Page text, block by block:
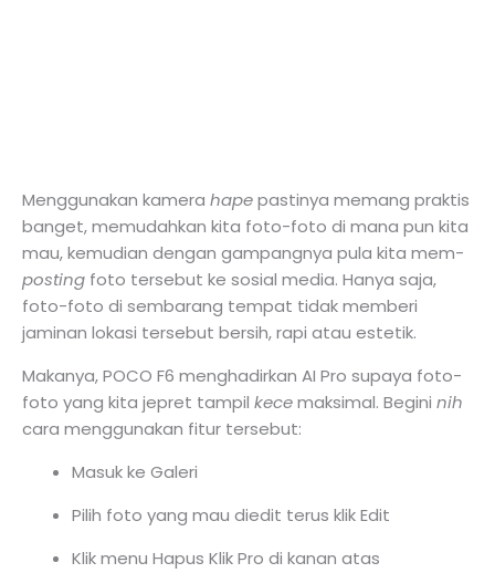
Menggunakan kamera hapepastinya memang praktis
banget, memudahkan kita foto-foto di mana pun kita
mau, kemudian dengan gampangnya pula kita mem-
posting foto tersebut ke sosial media. Hanya saja,
foto-foto di sembarang tempat tidak memberi
jaminan lokasi tersebut bersih, rapi atau estetik.
Makanya, POCO F6 menghadirkan AI Pro supaya foto-
foto yang kita jepret tampil kecemaksimal. Begini nih
cara menggunakan fitur tersebut:
Masuk ke Galeri
Pilih foto yang mau diedit terus klik Edit
Klik menu Hapus Klik Pro di kanan atas